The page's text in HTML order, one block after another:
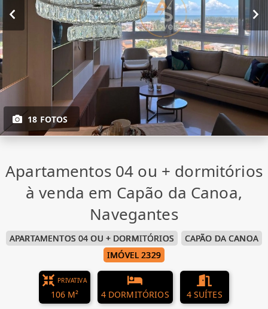
18 FOTOS
Apartamentos 04 ou + dormitórios
à venda em Capão da Canoa,
Navegantes
APARTAMENTOS 04 OU + DORMITÓRIOS
CAPÃO DA CANOA
IMÓVEL 2329
PRIVATIVA
106 M² 4 DORMITÓRIOS 4 SUÍTES